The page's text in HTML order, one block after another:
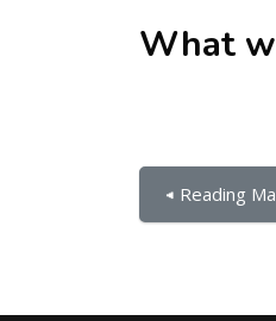
What
◀︎ Reading